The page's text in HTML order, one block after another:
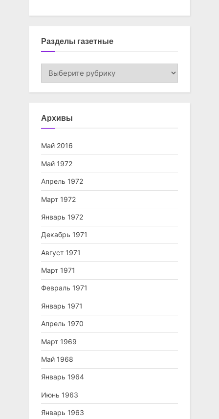
Разделы газетные
Разделы
Архивы
Май 2016
Май 1972
Апрель 1972
Март 1972
Январь 1972
Декабрь 1971
Август 1971
Март 1971
Февраль 1971
Январь 1971
Апрель 1970
Март 1969
Май 1968
Январь 1964
Июнь 1963
Январь 1963